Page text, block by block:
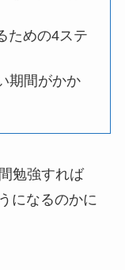
ための4ステ
期間がかか
勉強すれば
になるのかに